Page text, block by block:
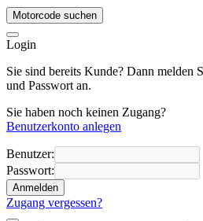
Motorcode suchen
Login
Sie sind bereits Kunde? Dann melden
und Passwort an.
Sie haben noch keinen Zugang?
Benutzerkonto anlegen
Benutzer:
Passwort:
Anmelden
Zugang vergessen?